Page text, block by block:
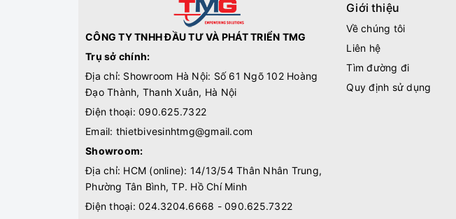
CÔNG TY TNHH ĐẦU TƯ VÀ PHÁT TRIỂN TMG
Trụ sở chính:
Địa chỉ: Showroom Hà Nội: Số 61 Ngõ 102 Hoàng
Đạo Thành, Thanh Xuân, Hà Nội
Điện thoại: 090.625.7322
Email: thietbivesinhtmg@gmail.com
Showroom:
Địa chỉ: HCM (online): 14/13/54 Thân Nhân Trung,
Phường Tân Bình, TP. Hồ Chí Minh
Điện thoại: 024.3204.6668 - 090.625.7322
Giới thiệu
Về chúng tôi
Liên hệ
Tìm đường đi
Quy định sử dụng